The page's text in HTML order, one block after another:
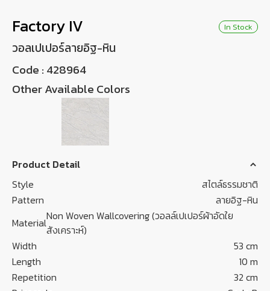
Factory IV In Stock
วอลเปเปอร์ลายอิฐ-หิน
Code : 428964
Other Available Colors
Product Detail
Style
สไตล์ธรรมชาติ
Pattern
ลายอิฐ-หิน
MaterialNon Woven Wallcovering (วอลล์เปเปอร์ผ้าอัดใย
สังเคราะห์)
Width
53 cm
Length
10 m
Repetition
32 cm